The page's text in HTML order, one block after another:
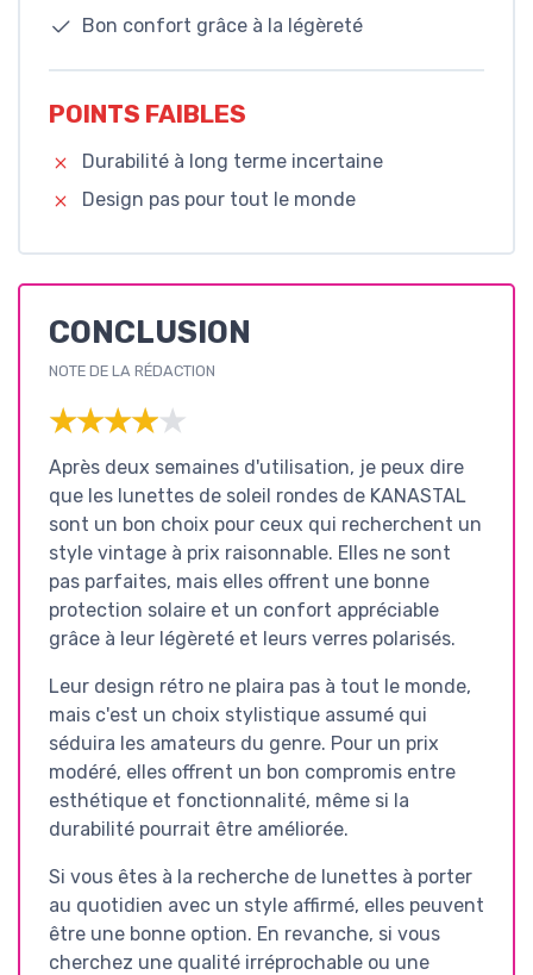
Bon confort grâce à la légèreté
POINTS FAIBLES
Durabilité à long terme incertaine
Design pas pour tout le monde
CONCLUSION
NOTE DE LA RÉDACTION
★★★★★
★★★★★
Après deux semaines d'utilisation, je peux dire
que les lunettes de soleil rondes de KANASTAL
sont un bon choix pour ceux qui recherchent un
style vintage à prix raisonnable. Elles ne sont
pas parfaites, mais elles offrent une bonne
protection solaire et un confort appréciable
grâce à leur légèreté et leurs verres polarisés.
Leur design rétro ne plaira pas à tout le monde,
mais c'est un choix stylistique assumé qui
séduira les amateurs du genre. Pour un prix
modéré, elles offrent un bon compromis entre
esthétique et fonctionnalité, même si la
durabilité pourrait être améliorée.
Si vous êtes à la recherche de lunettes à porter
au quotidien avec un style affirmé, elles peuvent
être une bonne option. En revanche, si vous
cherchez une qualité irréprochable ou une